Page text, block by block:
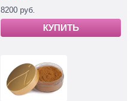
8200 руб.
КУПИТЬ